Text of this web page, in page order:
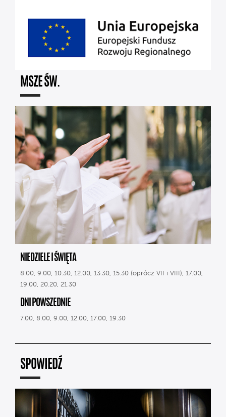
MSZE ŚW.
NIEDZIELE I ŚWIĘTA
8.00, 9.00, 10.30, 12.00, 13.30, 15.30 (oprócz VII i VIII), 17.00,
19.00, 20.20, 21.30
DNI POWSZEDNIE
7.00, 8.00, 9.00, 12.00, 17.00, 19.30
SPOWIEDŹ